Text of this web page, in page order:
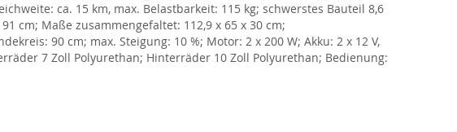
ca. 15 km, max. Belastbarkeit: 115 kg; schwerstes Bauteil 8,6
cm; Maße zusammengefaltet: 112,9 x 65 x 30 cm;
90 cm; max. Steigung: 10 %; Motor: 2 x 200 W; Akku: 2 x 12 V,
7 Zoll Polyurethan; Hinterräder 10 Zoll Polyurethan; Bedienung: